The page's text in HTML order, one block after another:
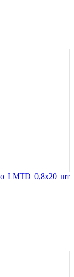
LMTD 0,8x20 шт